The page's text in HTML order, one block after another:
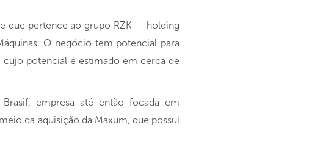
que pertence ao grupo RZK — holding
O negócio tem potencial para
potencial é estimado em cerca de
empresa até então focada em
da aquisição da Maxum, que possui